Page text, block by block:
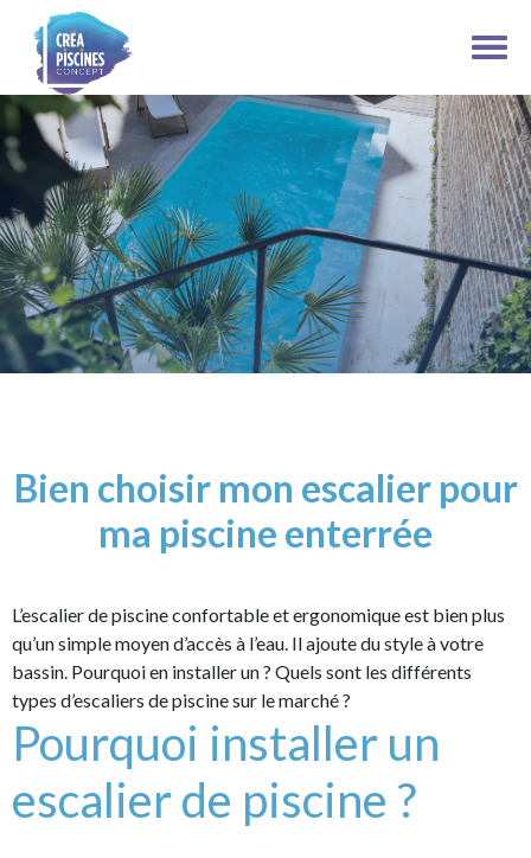
Bien choisir mon escalier pour
ma piscine enterrée
L’escalier de piscine confortable et ergonomique est bien plus
qu’un simple moyen d’accès à l’eau. Il ajoute du style à votre
bassin. Pourquoi en installer un ? Quels sont les différents
types d’escaliers de piscine sur le marché ?
Pourquoi installer un
escalier de piscine ?